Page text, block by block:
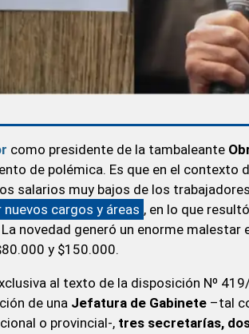
como presidente de la tambaleante
de polémica. Es que en el contexto
salarios muy bajos de los
nuevos cargos y áreas , en lo que
La novedad generó un enorme malestar
y $150.000.
al texto de la disposición Nº
de una Jefatura de Gabinete –tal
o provincial-, tres secretarías,